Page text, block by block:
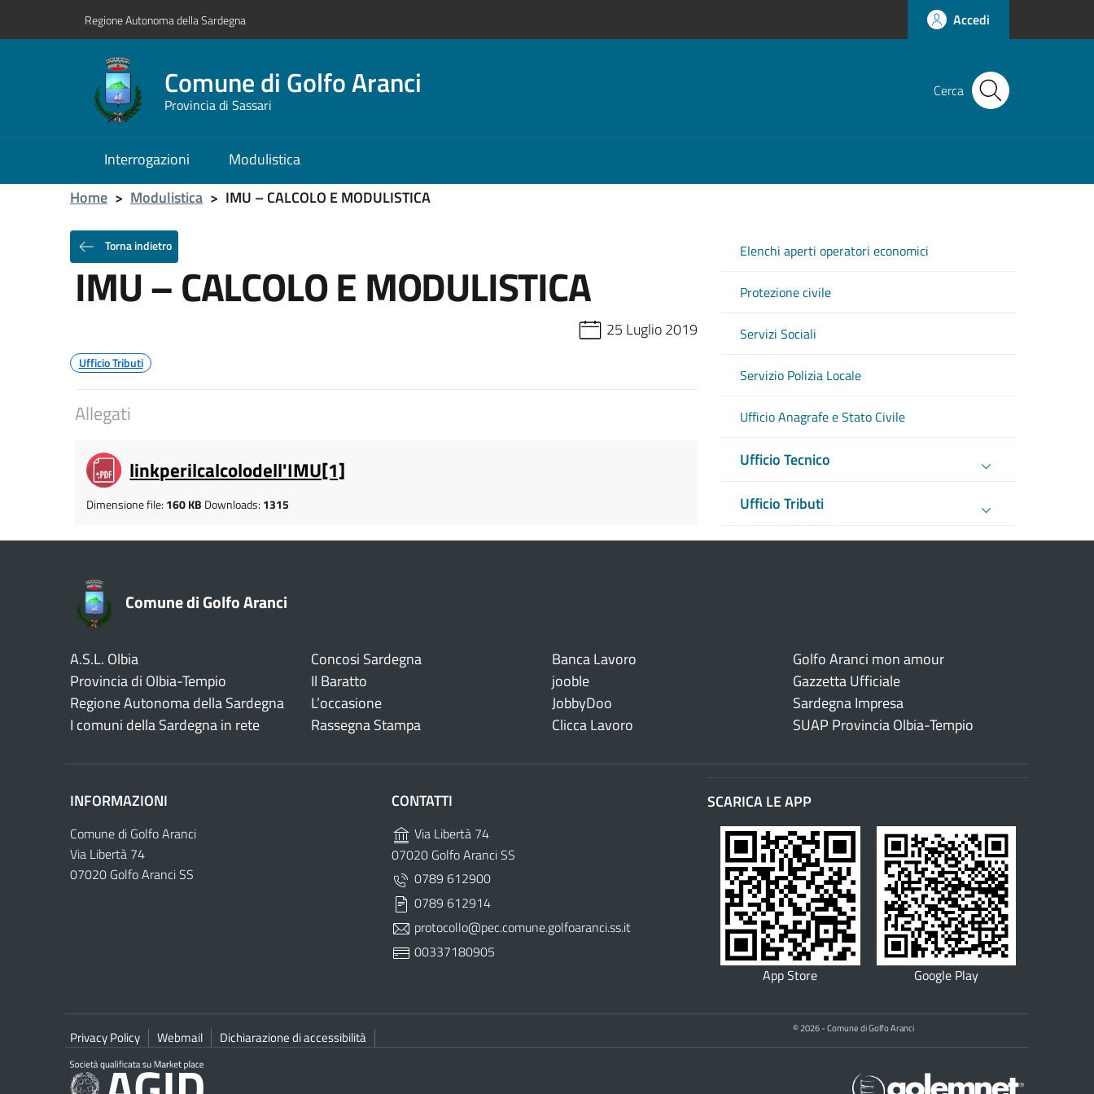
Regione Autonoma della Sardegna Accedi
Comune di Golfo Aranci
Provincia di Sassari
Cerca
Interrogazioni
Modulistica
Home > Modulistica > IMU – CALCOLO E MODULISTICA
Torna indietro
IMU – CALCOLO E MODULISTICA
25 Luglio 2019
Ufficio Tributi
Allegati
linkperilcalcolodell'IMU[1]
Dimensione file: 160 KB Downloads: 1315
Elenchi aperti operatori economici
Protezione civile
Servizi Sociali
Servizio Polizia Locale
Ufficio Anagrafe e Stato Civile
Ufficio Tecnico
Ufficio Tributi
Comune di Golfo Aranci
A.S.L. Olbia
Provincia di Olbia-Tempio
Regione Autonoma della Sardegna
I comuni della Sardegna in rete
Concosi Sardegna
Il Baratto
L’occasione
Rassegna Stampa
Banca Lavoro
jooble
JobbyDoo
Clicca Lavoro
Golfo Aranci mon amour
Gazzetta Ufficiale
Sardegna Impresa
SUAP Provincia Olbia-Tempio
INFORMAZIONI
Comune di Golfo Aranci
Via Libertà 74
07020 Golfo Aranci SS
CONTATTI
Via Libertà 74
07020 Golfo Aranci SS
0789 612900
0789 612914
protocollo@pec.comune.golfoaranci.ss.it
00337180905
SCARICA LE APP
App Store Google Play
Privacy Policy Webmail Dichiarazione di accessibilità
© 2026 - Comune di Golfo Aranci